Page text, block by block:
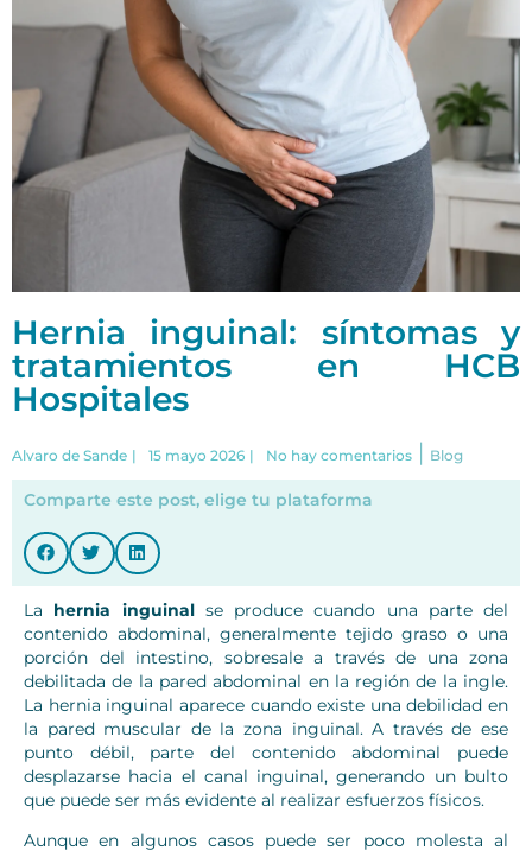
Hernia inguinal: síntomas y
tratamientos en HCB
Hospitales
Alvaro de Sande | 15 mayo 2026 | No hay comentarios Blog
Comparte este post, elige tu plataforma
La hernia inguinalse produce cuando una parte del
contenido abdominal, generalmente tejido graso o una
porción del intestino, sobresale a través de una zona
debilitada de la pared abdominal en la región de la ingle.
La hernia inguinal aparece cuando existe una debilidad en
la pared muscular de la zona inguinal. A través de ese
punto débil, parte del contenido abdominal puede
desplazarse hacia el canal inguinal, generando un bulto
que puede ser más evidente al realizar esfuerzos físicos.
Aunque en algunos casos puede ser poco molesta al